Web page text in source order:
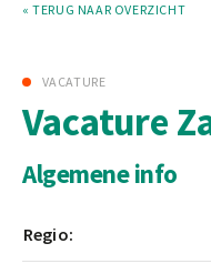
« TERUG NAAR OVERZICHT
VACATURE
Vacature
Algemene info
Regio: